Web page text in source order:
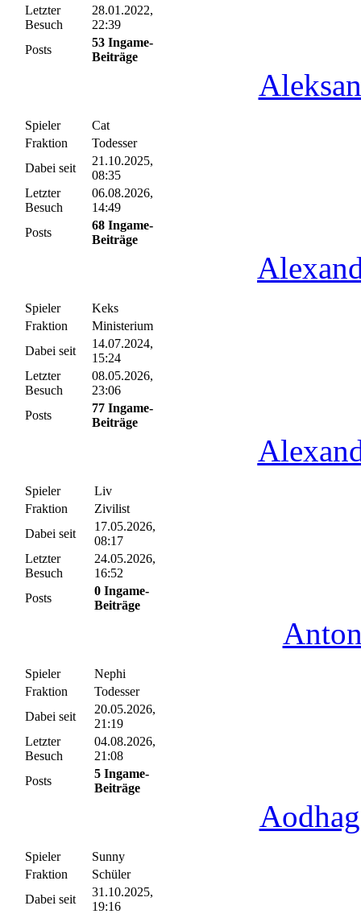
Letzter
Besuch
28.01.2022,
22:39
Posts
53 Ingame-
Beiträge
Spieler
Cat
Fraktion
Todesser
Dabei seit
21.10.2025,
08:35
Letzter
Besuch
06.08.2026,
14:49
Posts
68 Ingame-
Beiträge
Spieler
Keks
Fraktion
Ministerium
Dabei seit
14.07.2024,
15:24
Letzter
Besuch
08.05.2026,
23:06
Posts
77 Ingame-
Beiträge
Spieler
Liv
Fraktion
Zivilist
Dabei seit
17.05.2026,
08:17
Letzter
Besuch
24.05.2026,
16:52
Posts
0 Ingame-
Beiträge
Spieler
Nephi
Fraktion
Todesser
Dabei seit
20.05.2026,
21:19
Letzter
Besuch
04.08.2026,
21:08
Posts
5 Ingame-
Beiträge
Spieler
Sunny
Fraktion
Schüler
Dabei seit
31.10.2025,
19:16